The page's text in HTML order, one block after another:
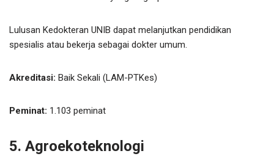
Lulusan Kedokteran UNIB dapat melanjutkan pendidikan
spesialis atau bekerja sebagai dokter umum.
Akreditasi: Baik Sekali (LAM-PTKes)
Peminat: 1.103 peminat
5. Agroekoteknologi